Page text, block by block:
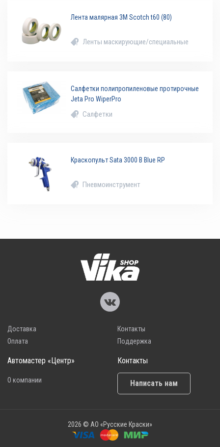
Лента малярная 3M Scotch t60 (80)
Ленты маскирующие/специальные
Салфетки полипропиленовые протирочные
Jeta Pro WiperPro
Салфетки
Краскопульт Sata 3000 B Blue RP
Пневмоинструмент
Доставка
Оплата
Контакты
Поддержка
Автомастер «Центр»
О компании
Контакты
Написать нам
2026 © АО «Русские Краски»